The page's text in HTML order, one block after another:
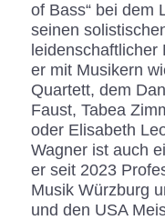
of Bass“ bei dem
seinen
er mit Musikern
Quartett, dem
Faust, Tabea
oder Elisabeth
Wagner ist auch
er seit 2023
Musik Würzburg
und den USA